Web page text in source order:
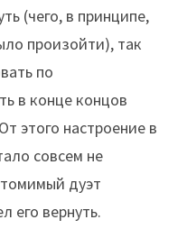
(чего, в принципе,
произойти), так
по
в конце концов
этого настроение в
совсем не
дуэт
его вернуть.